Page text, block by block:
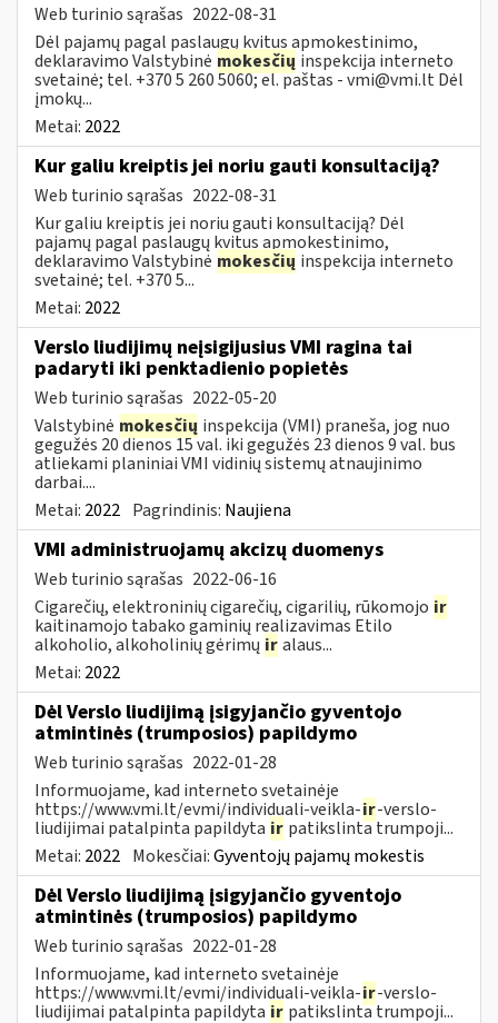
Web turinio sąrašas 2022-08-31
Dėl pajamų pagal paslaugų kvitus apmokestinimo,
deklaravimo Valstybinė mokesčių inspekcija interneto
svetainė; tel. +370 5 260 5060; el. paštas -vmi@vmi.ltDėl
įmokų...
Metai: 2022
Kur galiu kreiptis jei noriu gauti konsultaciją?
Web turinio sąrašas 2022-08-31
Kur galiu kreiptis jei noriu gauti konsultaciją? Dėl
pajamų pagal paslaugų kvitus apmokestinimo,
deklaravimo Valstybinė mokesčių inspekcija interneto
svetainė; tel. +370 5...
Metai: 2022
Verslo liudijimų neįsigijusius VMI ragina tai
padaryti iki penktadienio popietės
Web turinio sąrašas 2022-05-20
Valstybinė mokesčių inspekcija (VMI) praneša, jog nuo
gegužės 20 dienos 15 val. iki gegužės 23 dienos 9 val. bus
atliekami planiniai VMI vidinių sistemų atnaujinimo
darbai....
Metai: 2022 Pagrindinis: Naujiena
VMI administruojamų akcizų duomenys
Web turinio sąrašas 2022-06-16
Cigarečių, elektroninių cigarečių, cigarilių, rūkomojo ir
kaitinamojo tabako gaminių realizavimas Etilo
alkoholio, alkoholinių gėrimų iralaus...
Metai: 2022
Dėl Verslo liudijimą įsigyjančio gyventojo
atmintinės (trumposios) papildymo
Web turinio sąrašas 2022-01-28
Informuojame, kad interneto svetainėje
https://www.vmi.lt/evmi/individuali-veikla-ir-verslo-
liudijimai patalpinta papildyta ir patikslinta trumpoji...
Metai: 2022 Mokesčiai:Gyventojų pajamų mokestis
Dėl Verslo liudijimą įsigyjančio gyventojo
atmintinės (trumposios) papildymo
Web turinio sąrašas 2022-01-28
Informuojame, kad interneto svetainėje
https://www.vmi.lt/evmi/individuali-veikla-ir-verslo-
liudijimai patalpinta papildyta ir patikslinta trumpoji...